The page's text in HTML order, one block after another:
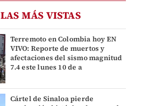
LAS MÁS VISTAS
Terremoto en Colombia hoy EN
VIVO: Reporte de muertos y
afectaciones del sismo magnitud
7.4 este lunes 10 de a
Cártel de Sinaloa pierde